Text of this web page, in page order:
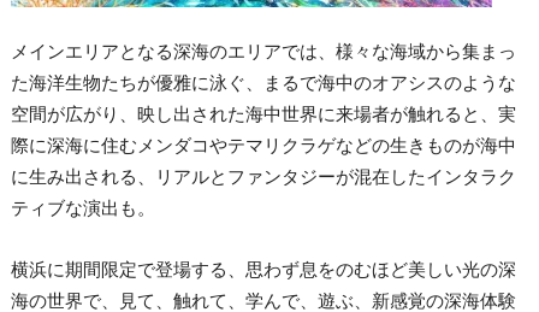
メインエリアとなる深海のエリアでは、様々な海域から集まっ
た海洋生物たちが優雅に泳ぐ、まるで海中のオアシスのような
空間が広がり、映し出された海中世界に来場者が触れると、実
際に深海に住むメンダコやテマリクラゲなどの生きものが海中
に生み出される、リアルとファンタジーが混在したインタラク
ティブな演出も。
横浜に期間限定で登場する、思わず息をのむほど美しい光の深
海の世界で、見て、触れて、学んで、遊ぶ、新感覚の深海体験